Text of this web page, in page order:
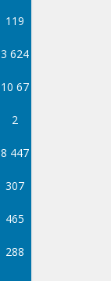
119
3 624
10 67
5
2
8 447
307
465
288